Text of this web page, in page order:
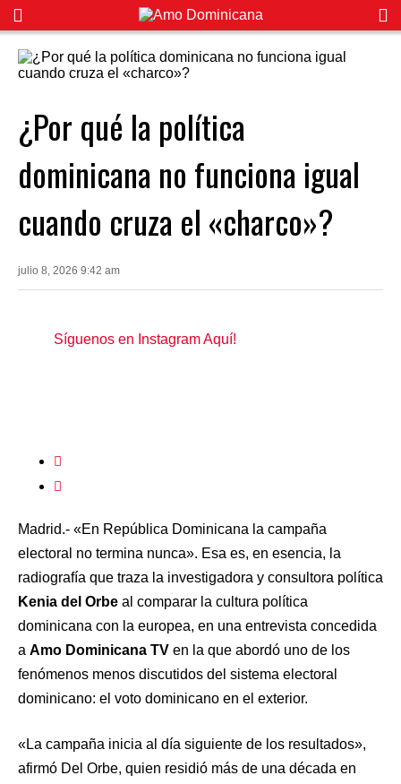
¿Por qué la política
dominicana no funciona igual
cuando cruza el «charco»?
julio 8, 2026 9:42 am
Síguenos en Instagram Aquí!
Madrid.- «En República Dominicana la campaña
electoral no termina nunca». Esa es, en esencia, la
radiografía que traza la investigadora y consultora política
Kenia del Orbe al comparar la cultura política
dominicana con la europea, en una entrevista concedida
a Amo Dominicana TV en la que abordó uno de los
fenómenos menos discutidos del sistema electoral
dominicano: el voto dominicano en el exterior.
«La campaña inicia al día siguiente de los resultados»,
afirmó Del Orbe, quien residió más de una década en